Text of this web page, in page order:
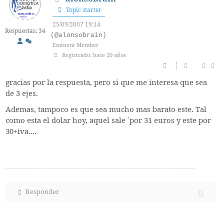
Respuestas: 34
Topic starter
25/09/2007 19:14
(@alonsobrain)
Eminent Member
Registrado: hace 20 años
gracias por la respuesta, pero si que me interesa que sea
de 3 ejes.
Ademas, tampoco es que sea mucho mas barato este. Tal
como esta el dolar hoy, aquel sale `por 31 euros y este por
30+iva....
Responder